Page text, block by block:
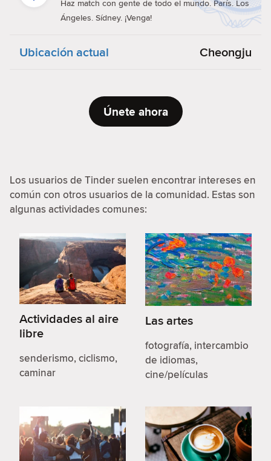
Haz match con gente de todo el mundo. París. Los
Ángeles. Sídney. ¡Venga!
Ubicación actual Cheongju
Únete ahora
Los usuarios de Tinder suelen encontrar intereses en
común con otros usuarios de la comunidad. Estas son
algunas actividades comunes:
Actividades al aire
libre
senderismo, ciclismo,
caminar
Las artes
fotografía, intercambio
de idiomas,
cine/películas